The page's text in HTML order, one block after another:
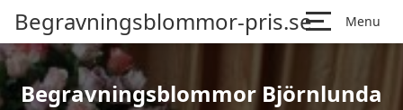
Begravningsblommor-pris.se Menu
Begravningsblommor Björnlunda